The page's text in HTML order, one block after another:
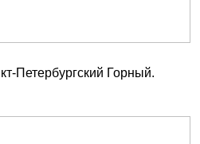
Петербургский Горный.